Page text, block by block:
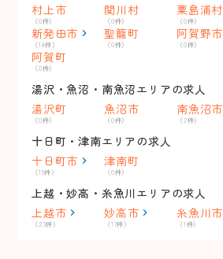
村上市
（0件）
関川村
（0件）
粟島浦村
（0件）
新発田市
（14件）
聖籠町
（0件）
阿賀野市
（0件）
阿賀町
（0件）
湯沢・魚沼・南魚沼エリアの求人
湯沢町
（0件）
魚沼市
（0件）
南魚沼市
（2件）
十日町・津南エリアの求人
十日町市
（15件）
津南町
（0件）
上越・妙高・糸魚川エリアの求人
上越市
（23件）
妙高市
（17件）
糸魚川市
（1件）